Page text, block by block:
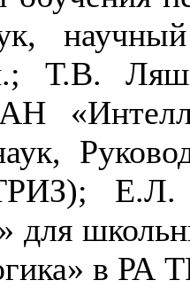
Т.В.
Е.Л.
в РА